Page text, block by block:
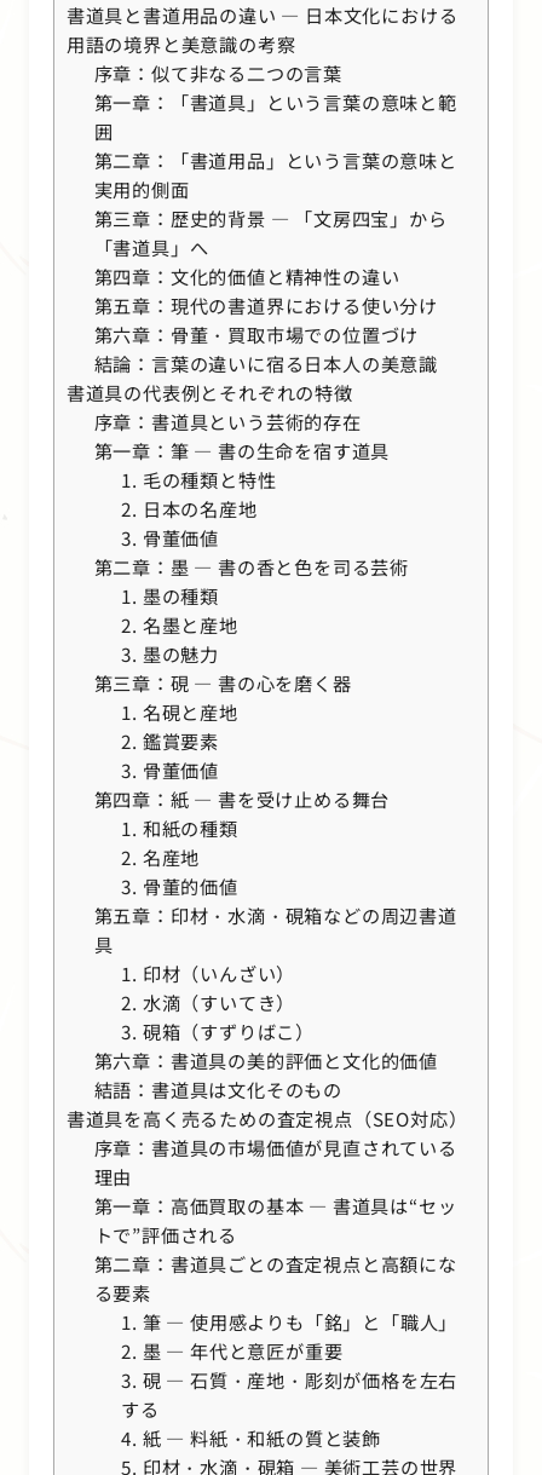
書道具と書道用品の違い ― 日本文化における
用語の境界と美意識の考察
序章：似て非なる二つの言葉
第一章：「書道具」という言葉の意味と範
囲
第二章：「書道用品」という言葉の意味と
実用的側面
第三章：歴史的背景 ― 「文房四宝」から
「書道具」へ
第四章：文化的価値と精神性の違い
第五章：現代の書道界における使い分け
第六章：骨董・買取市場での位置づけ
結論：言葉の違いに宿る日本人の美意識
書道具の代表例とそれぞれの特徴
序章：書道具という芸術的存在
第一章：筆 ― 書の生命を宿す道具
1. 毛の種類と特性
2. 日本の名産地
3. 骨董価値
第二章：墨 ― 書の香と色を司る芸術
1. 墨の種類
2. 名墨と産地
3. 墨の魅力
第三章：硯 ― 書の心を磨く器
1. 名硯と産地
2. 鑑賞要素
3. 骨董価値
第四章：紙 ― 書を受け止める舞台
1. 和紙の種類
2. 名産地
3. 骨董的価値
第五章：印材・水滴・硯箱などの周辺書道
具
1. 印材（いんざい）
2. 水滴（すいてき）
3. 硯箱（すずりばこ）
第六章：書道具の美的評価と文化的価値
結語：書道具は文化そのもの
書道具を高く売るための査定視点（SEO対応）
序章：書道具の市場価値が見直されている
理由
第一章：高価買取の基本 ― 書道具は“セッ
トで”評価される
第二章：書道具ごとの査定視点と高額にな
る要素
1. 筆 ― 使用感よりも「銘」と「職人」
2. 墨 ― 年代と意匠が重要
3. 硯 ― 石質・産地・彫刻が価格を左右
する
4. 紙 ― 料紙・和紙の質と装飾
5. 印材・水滴・硯箱 ― 美術工芸の世界